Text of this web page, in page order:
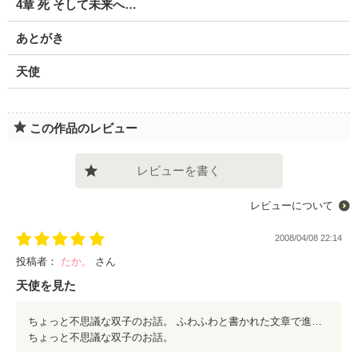
4章 死 そして未来へ…
あとがき
天使
この作品のレビュー
レビューを書く
レビューについて
2008/04/08 22:14
投稿者： たか。 さん
天使を見た
ちょっと不思議な双子のお話。